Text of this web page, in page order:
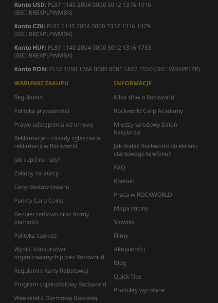
Konto USD: PL37 1140 2004 0000 3012 1316 1916
(BIC: BREXPLPWMBK)
Konto CZK: PL02 1140 2004 0000 3312 1316 1429
(BIC: BREXPLPWMBK)
Konto HUF: PL39 1140 2004 0000 3012 1316 1783
(BIC: BREXPLPWMBK)
Konto RON: PL52 1090 1766 0000 0001 5822 1550 (BIC: WBKPPLPP)
WARUNKI ZAKUPU
Regulamin
Polityka prywatności
Prawo odstąpienia od umowy
Reklamacje – zasady zgłaszania
reklamacji w Rockworld
Jak kupić na raty?
Zakupy na aukcji
Ceny dostaw towaru
Punkty Carp Coins
Bezpieczeństwo oraz formy
płatności
Polityka cookies
Wyniki Konkursów+
organizowanych przez Rockworld
Regulamin Karty Rabatowej
Program Lojalnościowy Rockworld
Weekend z Darmową Dostawą
INFORMACJE
Kilka słów o Rockworld
Rockworld Carp Academy
Międzynarodowy Dzień
Karpiarza
Jak dodać Rockworld do ekranu
startowego telefonu?
FAQ
Kontakt
Praca w ROCKWORLD
Mapa strony
Słownik
Filmy
Aktualności
Blog
Quick Tips
Produkty wycofane